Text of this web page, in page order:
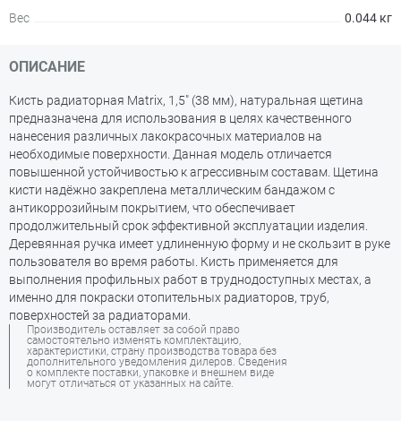
Вес
0.044 кг
ОПИСАНИЕ
Кисть радиаторная Matrix, 1,5" (38 мм), натуральная щетина
предназначена для использования в целях качественного
нанесения различных лакокрасочных материалов на
необходимые поверхности. Данная модель отличается
повышенной устойчивостью к агрессивным составам. Щетина
кисти надёжно закреплена металлическим бандажом с
антикоррозийным покрытием, что обеспечивает
продолжительный срок эффективной эксплуатации изделия.
Деревянная ручка имеет удлиненную форму и не скользит в руке
пользователя во время работы. Кисть применяется для
выполнения профильных работ в труднодоступных местах, а
именно для покраски отопительных радиаторов, труб,
поверхностей за радиаторами.
Производитель оставляет за собой право
самостоятельно изменять комплектацию,
характеристики, страну производства товара без
дополнительного уведомления дилеров. Сведения
о комплекте поставки, упаковке и внешнем виде
могут отличаться от указанных на сайте.